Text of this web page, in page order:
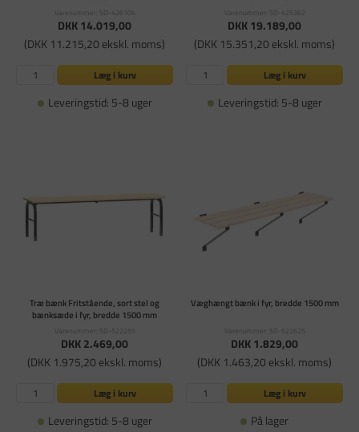
Varenummer: SD-426104
DKK 14.019,00
(DKK 11.215,20 ekskl. moms)
Læg i kurv
Leveringstid: 5-8 uger
Varenummer: SD-425362
DKK 19.189,00
(DKK 15.351,20 ekskl. moms)
Læg i kurv
Leveringstid: 5-8 uger
Træ bænk Fritstående, sort stel og
bænksæde i fyr, bredde 1500 mm
Varenummer: SD-522255
DKK 2.469,00
(DKK 1.975,20 ekskl. moms)
Læg i kurv
Leveringstid: 5-8 uger
Væghængt bænk i fyr, bredde 1500 mm
Varenummer: SD-522625
DKK 1.829,00
(DKK 1.463,20 ekskl. moms)
Læg i kurv
På lager